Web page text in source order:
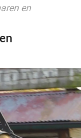
en